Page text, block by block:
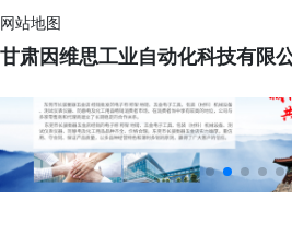
网站地图
甘肃因维思工业自动化科技有限